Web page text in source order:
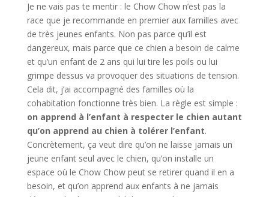
Je ne vais pas te mentir : le Chow Chow n’est pas la
race que je recommande en premier aux familles avec
de très jeunes enfants. Non pas parce qu’il est
dangereux, mais parce que ce chien a besoin de calme
et qu’un enfant de 2 ans qui lui tire les poils ou lui
grimpe dessus va provoquer des situations de tension.
Cela dit, j’ai accompagné des familles où la
cohabitation fonctionne très bien. La règle est simple :
on apprend à l’enfant à respecter le chien autant
qu’on apprend au chien à tolérer l’enfant.
Concrètement, ça veut dire qu’on ne laisse jamais un
jeune enfant seul avec le chien, qu’on installe un
espace où le Chow Chow peut se retirer quand il en a
besoin, et qu’on apprend aux enfants à ne jamais